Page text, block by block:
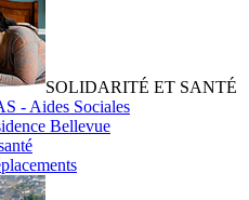
SOLIDARITÉ ET SANTÉ
- Aides Sociales
Bellevue